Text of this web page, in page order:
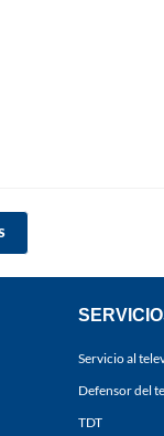
Servicio al
Defensor del
TDT